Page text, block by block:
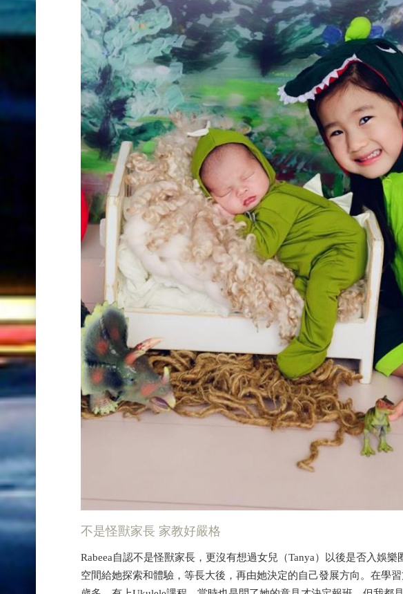
不是怪獸家長 家教好嚴格
Rabeea自認不是怪獸家長，更沒有想過女兒（Tanya）以後是否入娛
空間給她探索和體驗，等長大後，再由她決定的自己發展方向。在學